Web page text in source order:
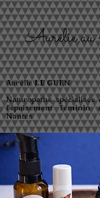
Aurélie LE GUEN
Naturopathe
l’épuisement
Nantes